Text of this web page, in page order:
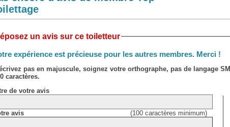
un avis sur ce toiletteur
expérience est précieuse pour les autres membres. Merci !
pas en majuscule, soignez votre orthographe, pas de langage
caractères.
de votre avis
avis (100 caractères minimum)